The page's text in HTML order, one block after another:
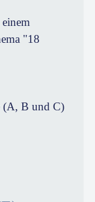
"18
(A, B und C)